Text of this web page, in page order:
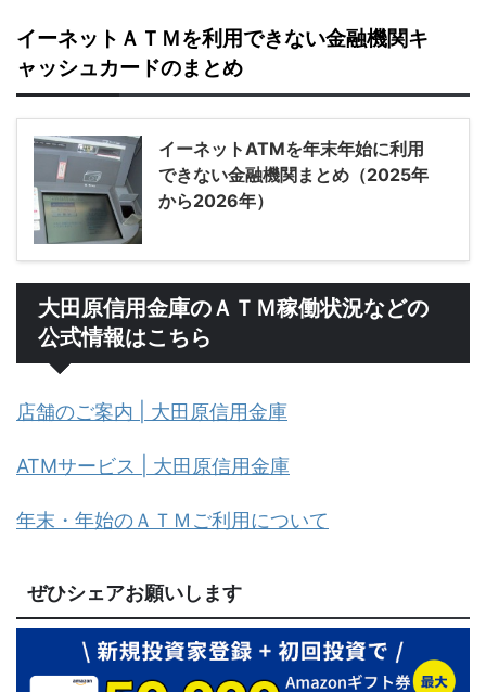
イーネットＡＴＭを利用できない金融機関キ
ャッシュカードのまとめ
イーネットATMを年末年始に利用
できない金融機関まとめ（2025年
から2026年）
大田原信用金庫のＡＴＭ稼働状況などの
公式情報はこちら
店舗のご案内 | 大田原信用金庫
ATMサービス | 大田原信用金庫
年末・年始のＡＴＭご利用について
ぜひシェアお願いします